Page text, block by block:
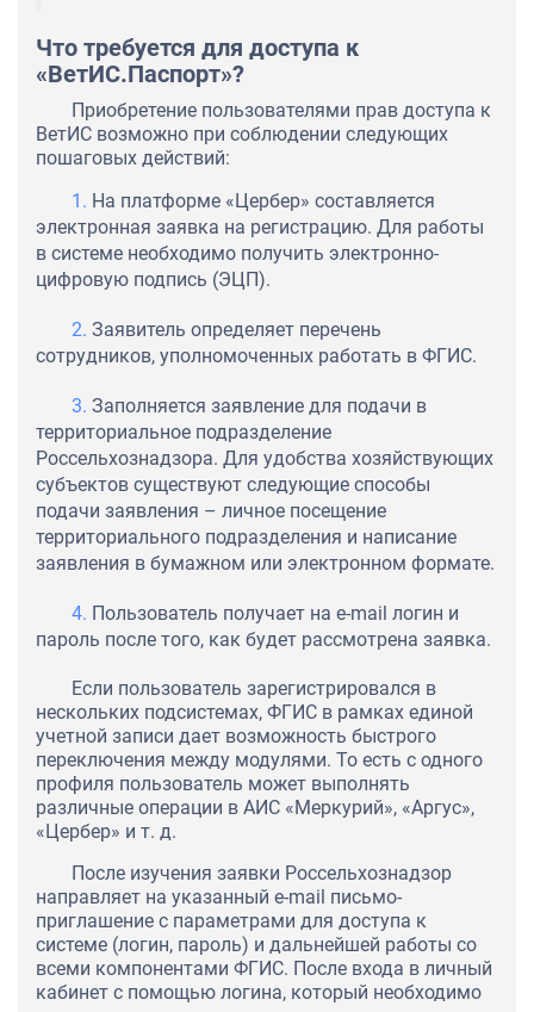
Что требуется для доступа к
«ВетИС.Паспорт»?
Приобретение пользователями прав доступа к
ВетИС возможно при соблюдении следующих
пошаговых действий:
На платформе «Цербер» составляется
электронная заявка на регистрацию. Для работы
в системе необходимо получить электронно-
цифровую подпись (ЭЦП).
Заявитель определяет перечень
сотрудников, уполномоченных работать в ФГИС.
Заполняется заявление для подачи в
территориальное подразделение
Россельхознадзора. Для удобства хозяйствующих
субъектов существуют следующие способы
подачи заявления – личное посещение
территориального подразделения и написание
заявления в бумажном или электронном формате.
Пользователь получает на e-mail логин и
пароль после того, как будет рассмотрена заявка.
Если пользователь зарегистрировался в
нескольких подсистемах, ФГИС в рамках единой
учетной записи дает возможность быстрого
переключения между модулями. То есть с одного
профиля пользователь может выполнять
различные операции в АИС «Меркурий», «Аргус»,
«Цербер» и т. д.
После изучения заявки Россельхознадзор
направляет на указанный e-mail письмо-
приглашение с параметрами для доступа к
системе (логин, пароль) и дальнейшей работы со
всеми компонентами ФГИС. После входа в личный
кабинет с помощью логина, который необходимо